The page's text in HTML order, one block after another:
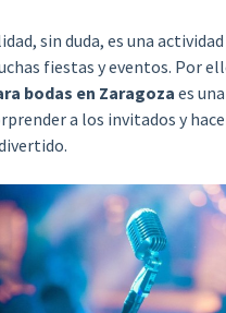
sin duda, es una
fiestas y eventos. Por
bodas en Zaragoza es
a los invitados y